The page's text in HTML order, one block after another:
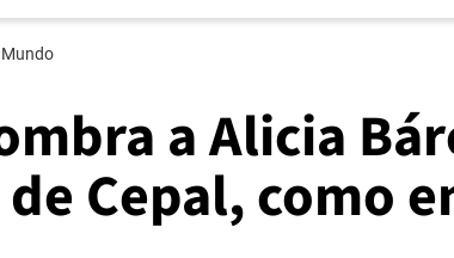
Mundo
a Alicia
Cepal, como